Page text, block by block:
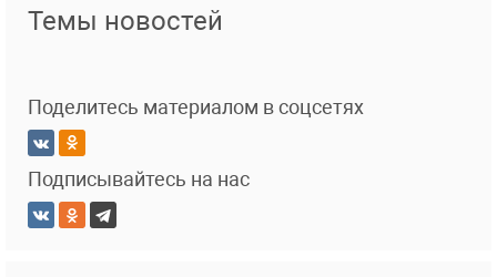
Темы новостей
Поделитесь материалом в соцсетях
Подписывайтесь на нас